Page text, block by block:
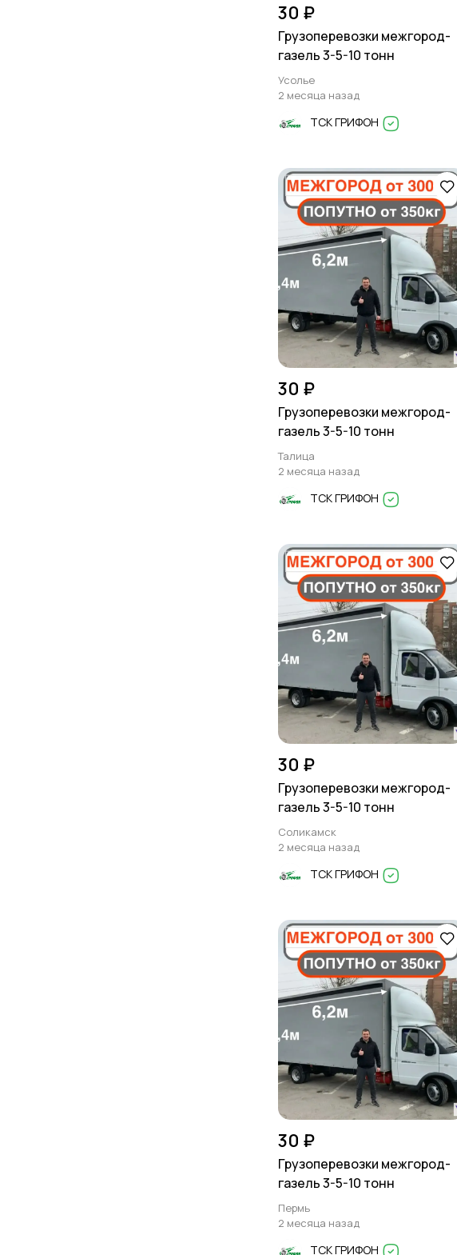
30 ₽
Грузоперевозки межгород-
газель 3-5-10 тонн
Усолье
2 месяца назад
ТСК ГРИФОН
30 ₽
Грузоперевозки межгород-
газель 3-5-10 тонн
Талица
2 месяца назад
ТСК ГРИФОН
30 ₽
Грузоперевозки межгород-
газель 3-5-10 тонн
Соликамск
2 месяца назад
ТСК ГРИФОН
30 ₽
Грузоперевозки межгород-
газель 3-5-10 тонн
Пермь
2 месяца назад
ТСК ГРИФОН